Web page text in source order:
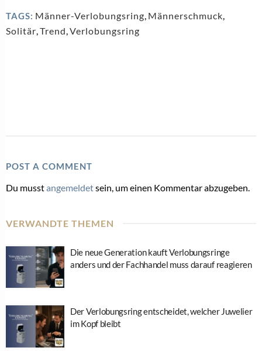
TAGS: Männer-Verlobungsring Männerschmuck
Solitär Trend Verlobungsring
POST A COMMENT
Du musstangemeldetsein, um einen Kommentar abzugeben.
VERWANDTE THEMEN
Die neue Generation kauft Verlobungsringe
anders und der Fachhandel muss darauf reagieren
Der Verlobungsring entscheidet, welcher Juwelier
im Kopf bleibt